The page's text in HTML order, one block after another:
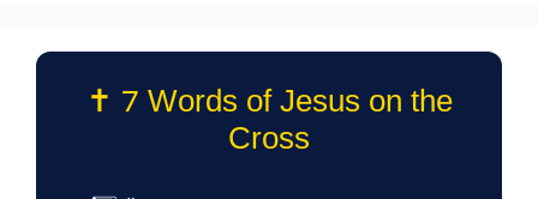
✝️ 7 Words of Jesus on the
Cross